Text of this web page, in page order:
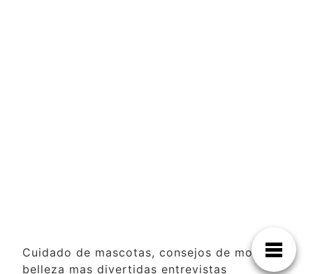
Cuidado de mascotas, consejos de moda y
belleza mas divertidas entrevistas